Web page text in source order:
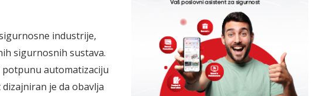
industrije,
sigurnosnih sustava.
potpunu automatizaciju
je da obavlja